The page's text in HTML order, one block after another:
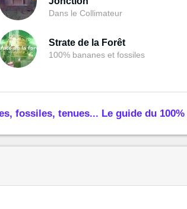
Dans le Collimateur
Strate de la Forêt
100% bananes et fossiles
fossiles, tenues... Le guide du 100%